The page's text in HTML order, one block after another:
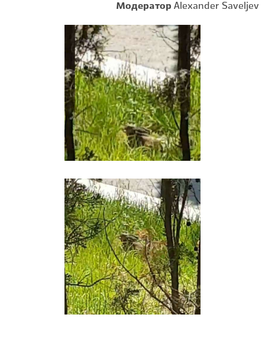
Модератор Alexander Saveljev